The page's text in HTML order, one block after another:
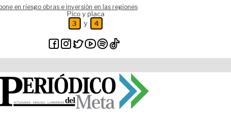
en riesgo obras e inversión en las regiones
Pico y placa
3 y 4